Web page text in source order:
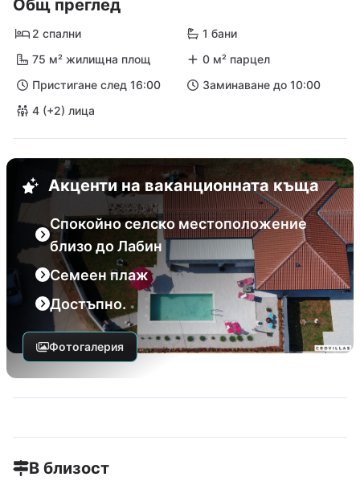
Общ преглед
2 спални
1 бани
75 м² жилищна площ
0 м² парцел
Пристигане след 16:00
Заминаване до 10:00
4 (+2) лица
Акценти на ваканционната къща
Спокойно селско местоположение
близо до Лабин
Семеен плаж
Достъпно.
Фотогалерия
В близост